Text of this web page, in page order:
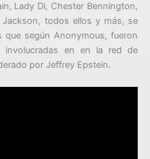
Lady Di, Chester Bennington,
Jackson, todos ellos y más, se
según Anonymous, fueron
involucradas en en la red de
por Jeffrey Epstein.